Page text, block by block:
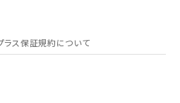
ラス保証規約について